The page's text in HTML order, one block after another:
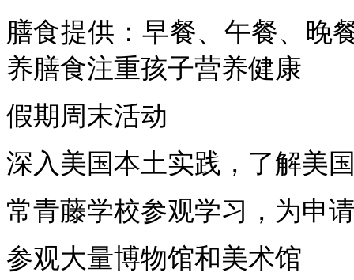
膳食提供：早餐、午餐、晚
养膳食注重孩子营养健康
假期周末活动
深入美国本土实践，了解美
常青藤学校参观学习，为申
参观大量博物馆和美术馆